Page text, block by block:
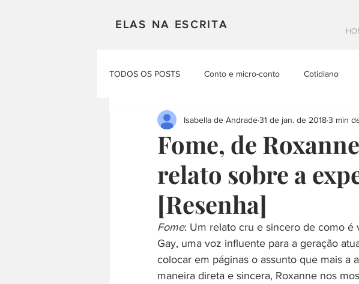
ELAS NA ESCRITA
TODOS OS POSTS Conto e micro-conto Cotidiano
Mulheres em Cena Poesia Projetos Literarios
Materias Literarias Produçao Autoral Resenhas
Fome, de
relato sobre a
[Resenha]
Isabella de Andrade31 de jan. de 20183 min
Fome: Um relato cru e sincero de como
Gay, uma voz influente para a geração
colocar em páginas o assunto que mais a
maneira direta e sincera, Roxanne nos